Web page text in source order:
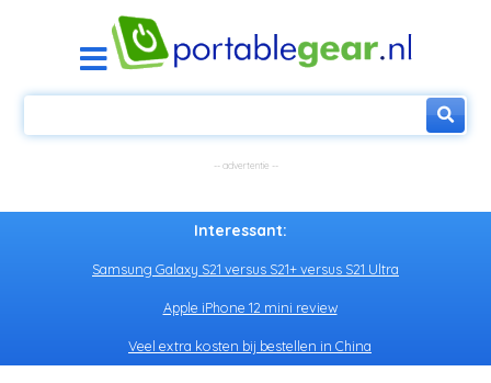
Interessant:
Samsung Galaxy S21 versus S21+ versus S21 Ultra
Apple iPhone 12 mini review
Veel extra kosten bij bestellen in China